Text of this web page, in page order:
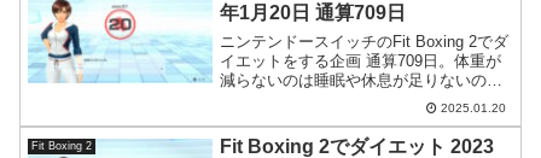
年1月20日 通算709日
ニンテンドースイッチのFit Boxing 2でダ
イエットをする企画 通算709日。体重が
減らないのは睡眠や休息が足りないので
2025.01.20
Fit Boxing 2
Fit Boxing 2でダイエット 2023